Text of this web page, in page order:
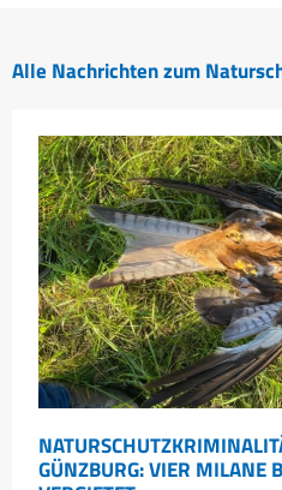
Alle Nachrichten zum
GÜNZBURG: VIER MILANE